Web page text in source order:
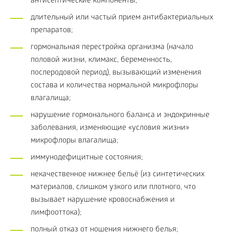
длительный или частый прием антибактериальных
препаратов;
гормональная перестройка организма (начало
половой жизни, климакс, беременность,
послеродовой период), вызывающий изменения
состава и количества нормальной микрофлоры
влагалища;
нарушение гормонального баланса и эндокринные
заболевания, изменяющие «условия жизни»
микрофлоры влагалища;
иммунодефицитные состояния;
некачественное нижнее бельё (из синтетических
материалов, слишком узкого или плотного, что
вызывает нарушение кровоснабжения и
лимфооттока);
полный отказ от ношения нижнего белья;